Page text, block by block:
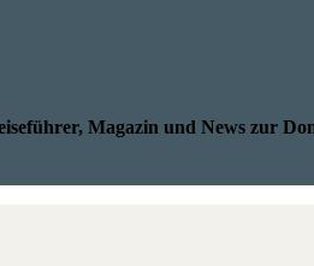
Magazin und News zur